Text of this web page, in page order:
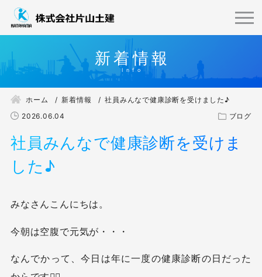
新着情報
ホーム 新着情報
社員みんなで健康診断を受けました♪
2026.06.04
ブログ
社員みんなで健康診断を受けま
した♪
みなさんこんにちは。
今朝は空腹で元気が・・・
なんでかって、今日は年に一度の健康診断の日だった